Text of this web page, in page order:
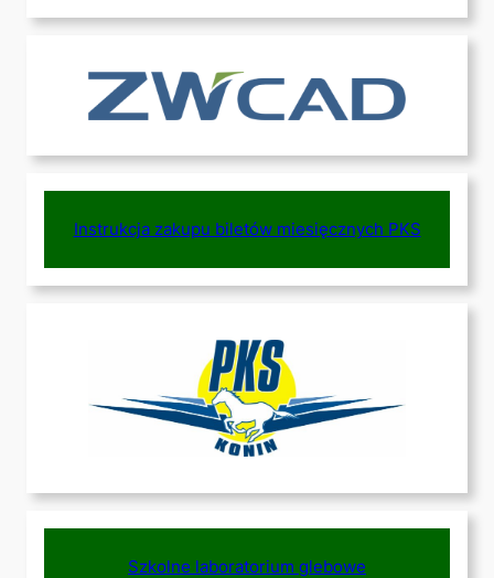
Instrukcja zakupu biletów miesięcznych PKS
Szkolne laboratorium glebowe